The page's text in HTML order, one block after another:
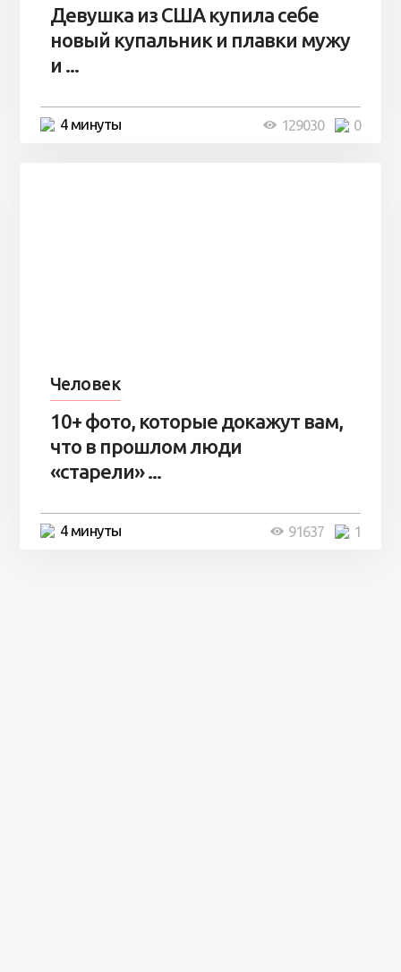
Девушка из США купила себе
новый купальник и плавки мужу
и ...
4 минуты 0
129030
Человек
10+ фото, которые докажут вам,
что в прошлом люди
«старели» ...
4 минуты 1
91637